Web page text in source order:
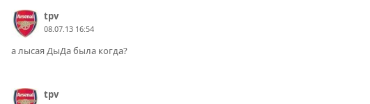
tpv
08.07.13 16:54
а лысая ДыДа была когда?
tpv